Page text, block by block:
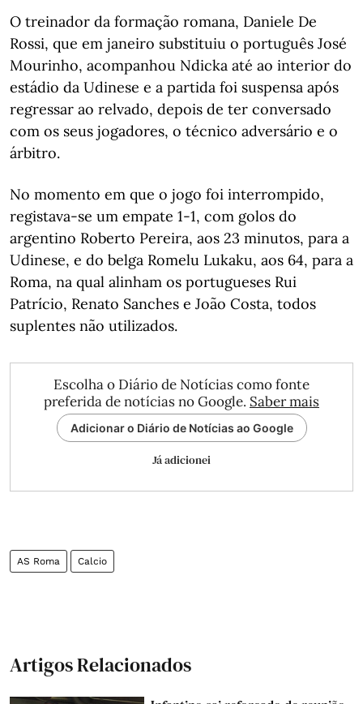
O treinador da formação romana, Daniele De
Rossi, que em janeiro substituiu o português José
Mourinho, acompanhou Ndicka até ao interior do
estádio da Udinese e a partida foi suspensa após
regressar ao relvado, depois de ter conversado
com os seus jogadores, o técnico adversário e o
árbitro.
No momento em que o jogo foi interrompido,
registava-se um empate 1-1, com golos do
argentino Roberto Pereira, aos 23 minutos, para a
Udinese, e do belga Romelu Lukaku, aos 64, para a
Roma, na qual alinham os portugueses Rui
Patrício, Renato Sanches e João Costa, todos
suplentes não utilizados.
Escolha o Diário de Notícias como fonte
preferida de notícias no Google. Saber mais
Adicionar o Diário de Notícias ao Google
Já adicionei
AS Roma Calcio
Artigos Relacionados